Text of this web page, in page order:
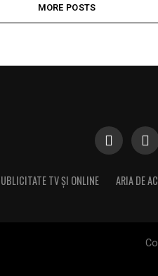
MORE POSTS
TV ȘI ONLINE ARIA DE